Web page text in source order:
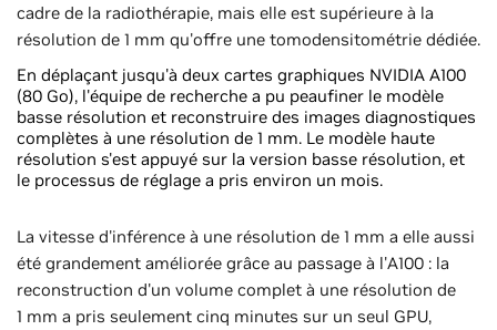
cadre de la radiothérapie, mais elle est supérieure à la
résolution de 1 mm qu'offre une tomodensitométrie dédiée.
En déplaçant jusqu'à deux cartes graphiques NVIDIA A100
(80 Go), l'équipe de recherche a pu peaufiner le modèle
basse résolution et reconstruire des images diagnostiques
complètes à une résolution de 1 mm. Le modèle haute
résolution s'est appuyé sur la version basse résolution, et
le processus de réglage a pris environ un mois.
La vitesse d'inférence à une résolution de 1 mm a elle aussi
été grandement améliorée grâce au passage à l'A100 : la
reconstruction d'un volume complet à une résolution de
1 mm a pris seulement cinq minutes sur un seul GPU,